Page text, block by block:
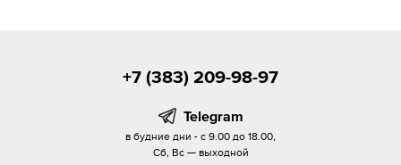
+7 (383) 209-98-97
Telegram
в будние дни - с 9.00 до 18.00,
Сб, Вс — выходной